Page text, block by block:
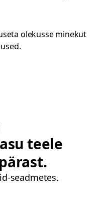
olekusse minekut
teele
seadmetes.